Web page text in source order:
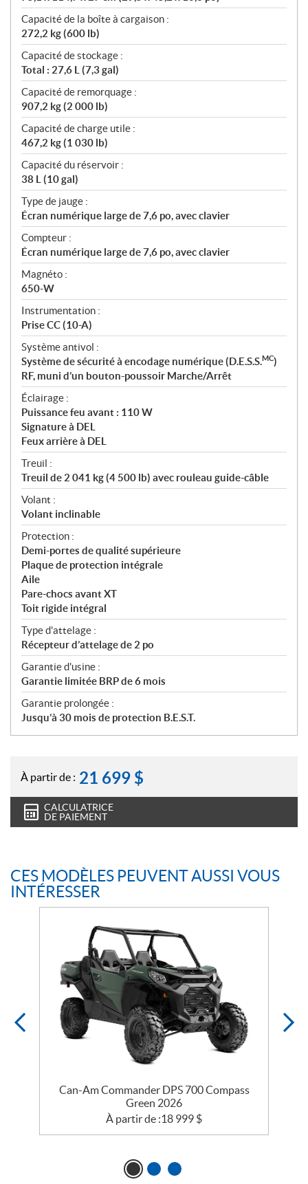
Capacité de la boîte à cargaison :
272,2 kg (600 lb)
Capacité de stockage :
Total : 27,6 L (7,3 gal)
Capacité de remorquage :
907,2 kg (2 000 lb)
Capacité de charge utile :
467,2 kg (1 030 lb)
Capacité du réservoir :
38 L (10 gal)
Type de jauge :
Écran numérique large de 7,6 po, avec clavier
Compteur :
Écran numérique large de 7,6 po, avec clavier
Magnéto :
650-W
Instrumentation :
Prise CC (10-A)
Système antivol :
Système de sécurité à encodage numérique (D.E.S.S.MC)
RF, muni d’un bouton-poussoir Marche/Arrêt
Éclairage :
Puissance feu avant : 110 W
Signature à DEL
Feux arrière à DEL
Treuil :
Treuil de 2 041 kg (4 500 lb) avec rouleau guide-câble
Volant :
Volant inclinable
Protection :
Demi-portes de qualité supérieure
Plaque de protection intégrale
Aile
Pare-chocs avant XT
Toit rigide intégral
Type d'attelage :
Récepteur d’attelage de 2 po
Garantie d'usine :
Garantie limitée BRP de 6 mois
Garantie prolongée :
Jusqu’à 30 mois de protection B.E.S.T.
À partir de : 21 699 $
CALCULATRICE
DE PAIEMENT
CES MODÈLES PEUVENT AUSSI VOUS
INTÉRESSER
Can-Am Commander DPS 700 Compass
Green 2026
À partir de :18 999 $